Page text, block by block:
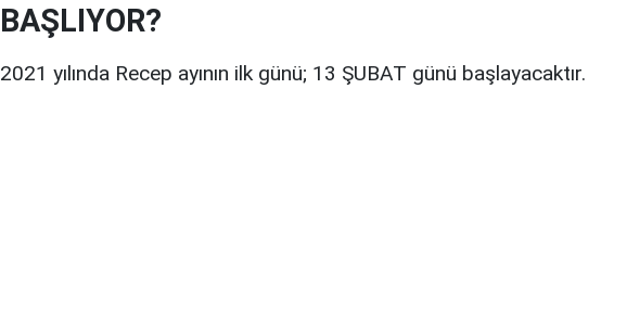
BAŞLIYOR?
2021 yılında Recep ayının ilk günü; 13 ŞUBAT günü başlayacaktır.